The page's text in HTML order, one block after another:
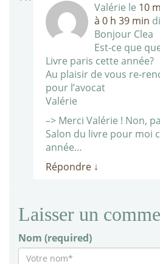
Valérie le 10
à 0 h 39 min
Bonjour Clea
Est-ce que
Livre paris cette année?
Au plaisir de vous re-
pour l’avocat
Valérie
–> Merci Valérie ! Non,
Salon du livre pour moi
année…
Répondre ↓
Laisser un
Nom (required)